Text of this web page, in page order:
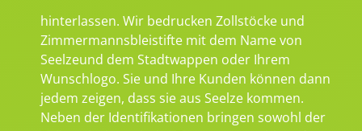
hinterlassen. Wir bedrucken Zollstöcke und
Zimmermannsbleistifte mit dem Name von
Seelzeund dem Stadtwappen oder Ihrem
Wunschlogo. Sie und Ihre Kunden können dann
jedem zeigen, dass sie aus Seelze kommen.
Neben der Identifikationen bringen sowohl der